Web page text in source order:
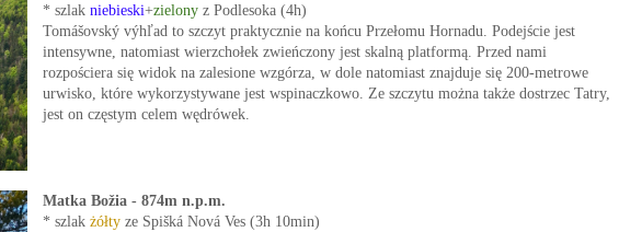
* szlak niebieski+zielonyz Podlesoka (4h)
Tomášovský výhľad to szczyt praktycznie na końcu Przełomu Hornadu. Podejście jest
intensywne, natomiast wierzchołek zwieńczony jest skalną platformą. Przed nami
rozpościera się widok na zalesione wzgórza, w dole natomiast znajduje się 200-metrowe
urwisko, które wykorzystywane jest wspinaczkowo. Ze szczytu można także dostrzec Tatry,
jest on częstym celem wędrówek.
Matka Božia - 874m n.p.m.
* szlak żółtyze Spišká Nová Ves (3h 10min)